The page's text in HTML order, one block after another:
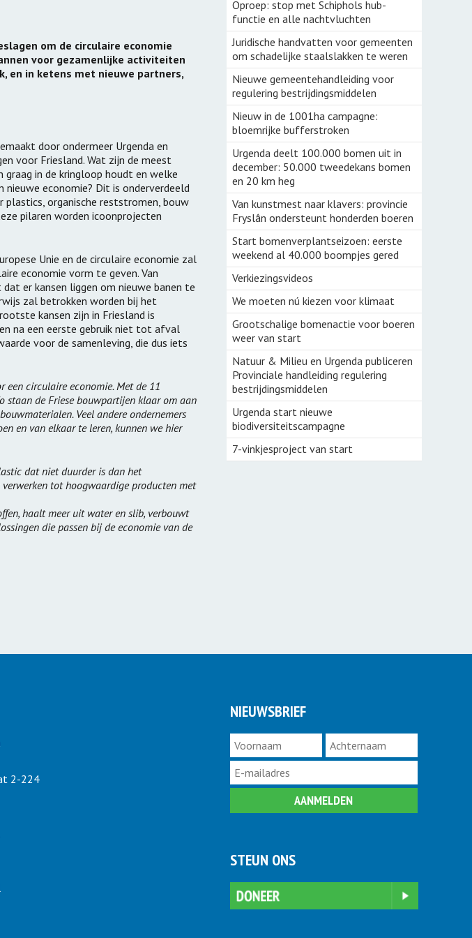
OV
Cono Kaasmakerij
Klaveronderzaai
Bomen voor boeren
Aardige Buren
Cambium boslandbouw
Streektuinen
voorBoeren
Peulenparade
NieuwVers
om de circulaire economie
voor gezamenlijke activiteiten
en in ketens met nieuwe partners,
door ondermeer Urgenda en
voor Friesland. Wat zijn de meest
in de kringloop houdt en welke
economie? Dit is onderverdeeld
plastics, organische reststromen, bouw
pilaren worden icoonprojecten
Unie en de circulaire economie zal
economie vorm te geven. Van
er kansen liggen om nieuwe banen te
zal betrokken worden bij het
kansen zijn in Friesland is
na een eerste gebruik niet tot afval
voor de samenleving, die dus iets
een circulaire economie. Met de 11
staan de Friese bouwpartijen klaar om aan
Veel andere ondernemers
en van elkaar te leren, kunnen we hier
dat niet duurder is dan het
tot hoogwaardige producten met
haalt meer uit water en slib, verbouwt
die passen bij de economie van de
Oproep: stop met Schiphols hub-
functie en alle nachtvluchten
Juridische handvatten voor gemeenten
om schadelijke staalslakken te weren
Nieuwe gemeentehandleiding voor
regulering bestrijdingsmiddelen
Nieuw in de 1001ha campagne:
bloemrijke bufferstroken
Urgenda deelt 100.000 bomen uit in
december: 50.000 tweedekans bomen
en 20 km heg
Van kunstmest naar klavers: provincie
Fryslân ondersteunt honderden boeren
Start bomenverplantseizoen: eerste
weekend al 40.000 boompjes gered
Verkiezingsvideos
We moeten nú kiezen voor klimaat
Grootschalige bomenactie voor boeren
weer van start
Natuur & Milieu en Urgenda publiceren
Provinciale handleiding regulering
bestrijdingsmiddelen
Urgenda start nieuwe
biodiversiteitscampagne
7-vinkjesproject van start
2-224
NIEUWSBRIEF
STEUN ONS